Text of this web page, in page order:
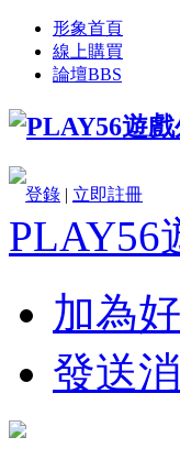
形象首頁
線上購買
論壇BBS
登錄 | 立即註冊
PLAY56
加為
發送